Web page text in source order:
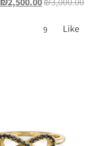
Like
9